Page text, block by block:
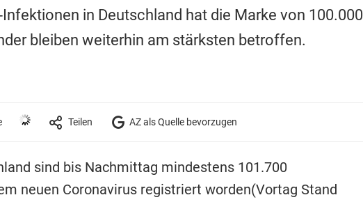
in Deutschland hat die Marke von 100.000
bleiben weiterhin am stärksten betroffen.
Teilen AZ als Quelle bevorzugen
sind bis Nachmittag mindestens 101.700
neuen Coronavirus registriert worden(Vortag Stand